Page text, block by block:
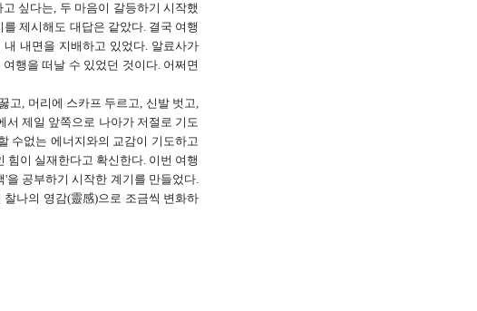
싶다는, 두 마음이 갈등하기 시작했
제시해도 대답은 같았다. 결국 여행
내면을 지배하고 있었다. 알료사가
행을 떠날 수 있었던 것이다. 어쩌면
고, 머리에 스카프 두르고, 신발 벗고,
서 제일 앞쪽으로 나아가 저절로 기도
수없는 에너지와의 교감이 기도하고
힘이 실재한다고 확신한다. 이번 여행
을 공부하기 시작한 계기를 만들었다.
나의 영감(靈感)으로 조금씩 변화하